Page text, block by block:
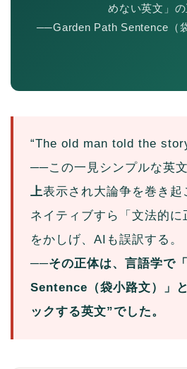
めない英文」
──Garden Path Sentence（
“The old man told the
──この一見シンプルな英
上表示され大論争を巻き起
ネイティブすら「文法的
をかしげ、AIも誤訳する。
──その正体は、言語学で
Sentence（袋小路文）」
ックする英文”でした。